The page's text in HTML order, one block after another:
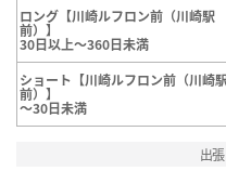
ロング【川崎ルフロン前（川崎駅
前）】
30日以上～360日未満
ショート【川崎ルフロン前（川崎
前）】
～30日未満
出